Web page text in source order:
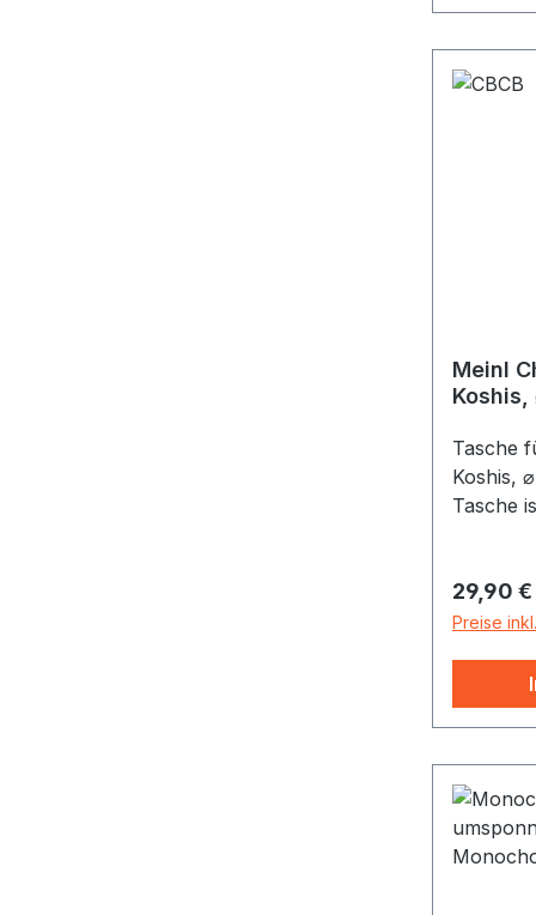
Meinl
Tasche
Koshis,
Tasche
29,90 €
Preise